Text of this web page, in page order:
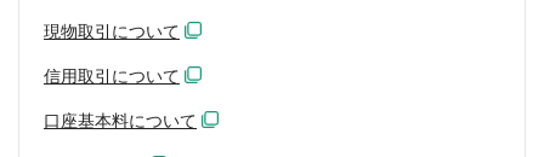
現物取引について
信用取引について
口座基本料について